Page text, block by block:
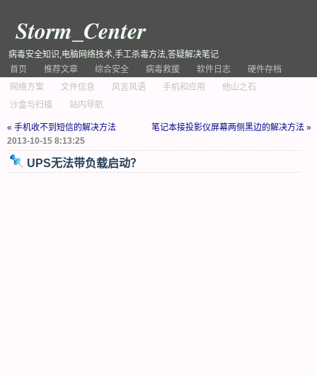
Storm_Center
病毒安全知识,电脑网络技术,手工杀毒方法,答疑解决笔记
首页
推荐文章 综合安全 病毒救援 软件日志
硬件存档
网络方案
文件信息 风言风语 手机和应用
他山之石
沙盒与扫描
站内导航
« 手机收不到短信的解决方法
笔记本接投影仪屏幕两侧黑边的解决方法 »
2013-10-15 8:13:25
UPS无法带负载启动？